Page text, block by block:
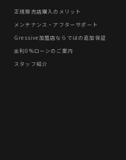
正規販売店購入のメリット
メンテナンス・アフターサポート
Gressive加盟店ならではの追加保証
金利0%ローンのご案内
スタッフ紹介